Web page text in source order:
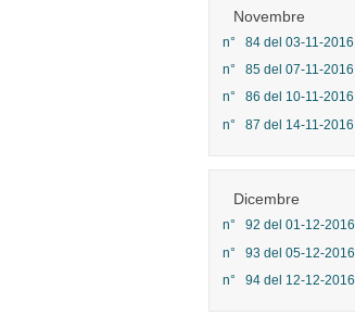
Novembre
n° 84 del 03-11-2016
n° 85 del 07-11-2016
n° 86 del 10-11-2016
n° 87 del 14-11-2016
Dicembre
n° 92 del 01-12-2016
n° 93 del 05-12-2016
n° 94 del 12-12-2016